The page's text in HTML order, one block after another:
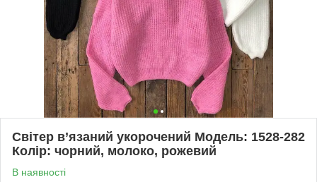
Світер в’язаний укорочений Модель: 1528-282
Колір: чорний, молоко, рожевий
В наявності